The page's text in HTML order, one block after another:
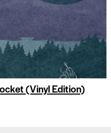
(Vinyl Edition)